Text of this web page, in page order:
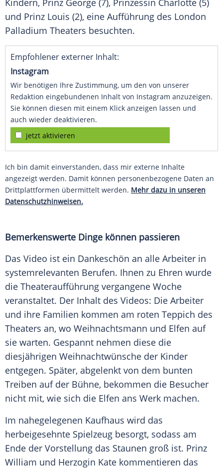
Kindern, Prinz George (7), Prinzessin Charlotte (5)
und Prinz Louis (2), eine Aufführung des London
Palladium Theaters besuchten.
Empfohlener externer Inhalt:
Instagram
Wir benötigen Ihre Zustimmung, um den von unserer
Redaktion eingebundenen Inhalt von Instagram anzuzeigen.
Sie können diesen mit einem Klick anzeigen lassen und
auch wieder deaktivieren.
jetzt aktivieren
Ich bin damit einverstanden, dass mir externe Inhalte
angezeigt werden. Damit können personenbezogene Daten an
Drittplattformen übermittelt werden. Mehr dazu in unseren
Datenschutzhinweisen.
Bemerkenswerte Dinge können passieren
Das Video ist ein Dankeschön an alle Arbeiter in
systemrelevanten Berufen. Ihnen zu Ehren wurde
die Theateraufführung vergangene Woche
veranstaltet. Der Inhalt des Videos: Die Arbeiter
und ihre Familien kommen am roten Teppich des
Theaters an, wo Weihnachtsmann und Elfen auf
sie warten. Gespannt nehmen diese die
diesjährigen Weihnachtwünsche der Kinder
entgegen. Später, abgelenkt von dem bunten
Treiben auf der Bühne, bekommen die Besucher
nicht mit, wie sich die Elfen ans Werk machen.
Im nahegelegenen Kaufhaus wird das
herbeigesehnte Spielzeug besorgt, sodass am
Ende der Vorstellung das Staunen groß ist. Prinz
William und Herzogin Kate kommentieren das